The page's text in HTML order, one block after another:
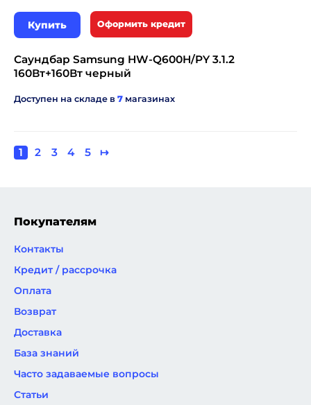
Купить Оформить кредит
Саундбар Samsung HW-Q600H/PY 3.1.2
160Вт+160Вт черный
Доступен на складе в 7 магазинах
Нумерация
Текущая
1 Page
2 Page
3 Page
4 Page
5
Следующая
↦
Покупателям
Контакты
Кредит / рассрочка
Оплата
Возврат
Доставка
База знаний
Часто задаваемые вопросы
Статьи